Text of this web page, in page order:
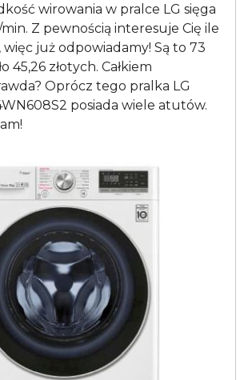
wirowania w pralce LG sięga
Z pewnością interesuje Cię ile
już odpowiadamy! Są to 73
45,26 złotych. Całkiem
Oprócz tego pralka LG
posiada wiele atutów.